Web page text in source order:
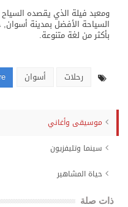
ومعبد فيلة الذي يقصده
السياحة الأفضل بمدينة
بأكثر من لغة متنوعة.
رحلات أسوان
موسيقى وأغاني
سينما وتليفزيون
حياة المشاهير
ذات صلة